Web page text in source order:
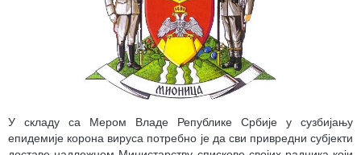
У складу са Мером Владе Републике Србије у сузбијању
епидемије корона вируса потребно је да сви привредни субјекти